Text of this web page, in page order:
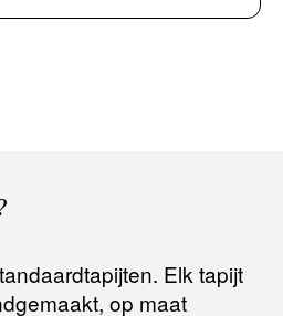
terug, maar uiterlijkbinnen 14
Elk tapijt
op maat